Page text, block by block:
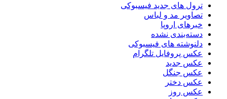
ترول های جدید فیسبوکی
تصاویر مد و لباس
خبرهای اروپا
دسته‌بندی نشده
دلنوشته های فیسبوکی
عکس پروفایل تلگرام
عکس جدید
عکس جنگل
عکس دختر
عکس روز